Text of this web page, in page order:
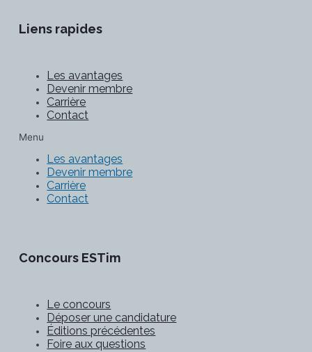
Liens rapides
Les avantages
Devenir membre
Carrière
Contact
Menu
Les avantages
Devenir membre
Carrière
Contact
Concours ESTim
Le concours
Déposer une candidature
Éditions précédentes
Foire aux questions